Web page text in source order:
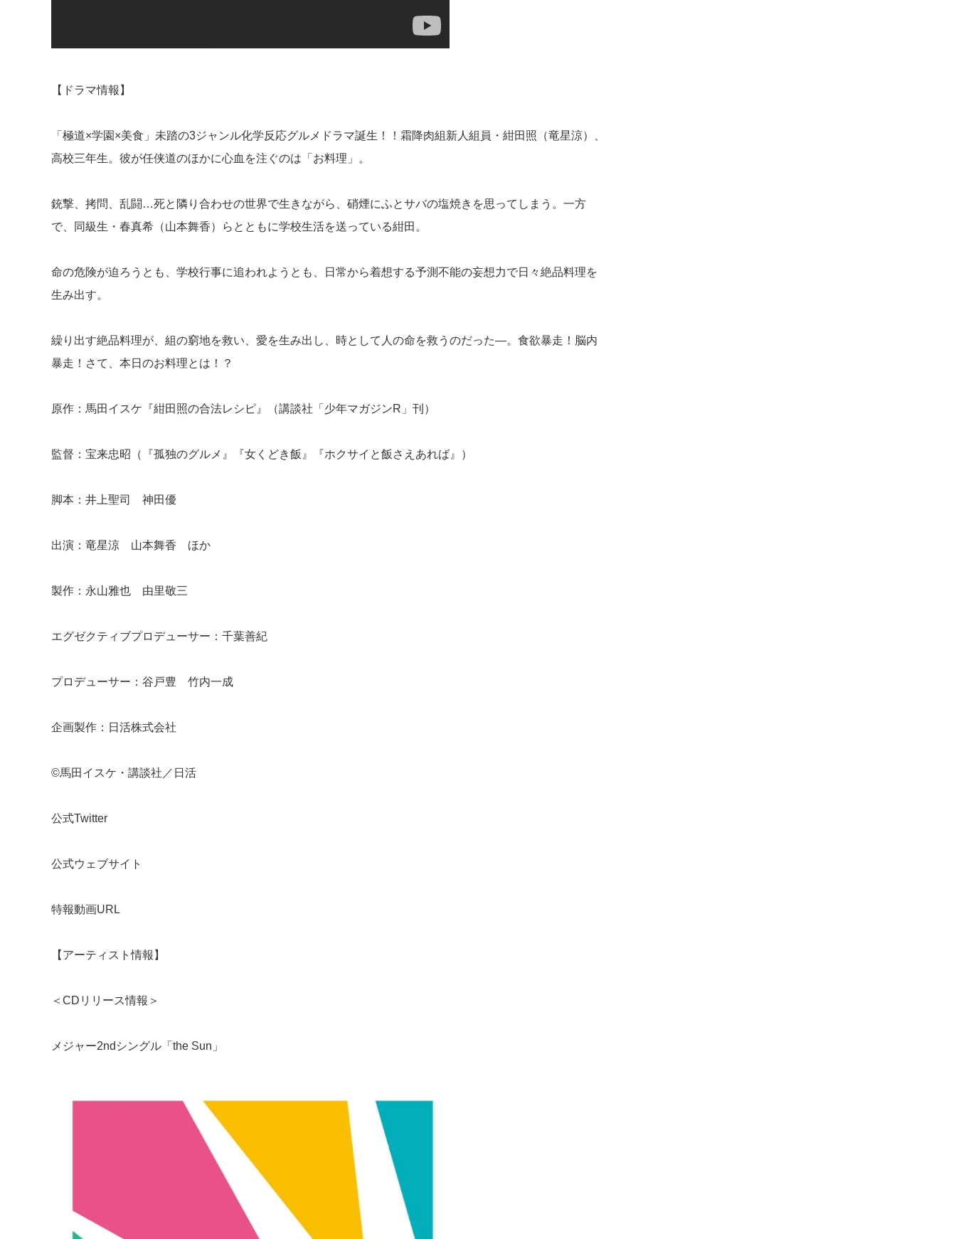
【ドラマ情報】
「極道×学園×美食」未踏の3ジャンル化学反応グルメドラマ誕生！！霜降肉組新人組員・紺田照（竜星涼）、
高校三年生。彼が任侠道のほかに心血を注ぐのは「お料理」。
銃撃、拷問、乱闘…死と隣り合わせの世界で生きながら、硝煙にふとサバの塩焼きを思ってしまう。一方
で、同級生・春真希（山本舞香）らとともに学校生活を送っている紺田。
命の危険が迫ろうとも、学校行事に追われようとも、日常から着想する予測不能の妄想力で日々絶品料理を
生み出す。
繰り出す絶品料理が、組の窮地を救い、愛を生み出し、時として人の命を救うのだった—。食欲暴走！脳内
暴走！さて、本日のお料理とは！？
原作：馬田イスケ『紺田照の合法レシピ』（講談社「少年マガジンR」刊）
監督：宝来忠昭（『孤独のグルメ』『女くどき飯』『ホクサイと飯さえあれば』）
脚本：井上聖司 神田優
出演：竜星涼 山本舞香 ほか
製作：永山雅也 由里敬三
エグゼクティブプロデューサー：千葉善紀
プロデューサー：谷戸豊 竹内一成
企画製作：日活株式会社
©馬田イスケ・講談社／日活
公式Twitter
公式ウェブサイト
特報動画URL
【アーティスト情報】
＜CDリリース情報＞
メジャー2ndシングル「the Sun」